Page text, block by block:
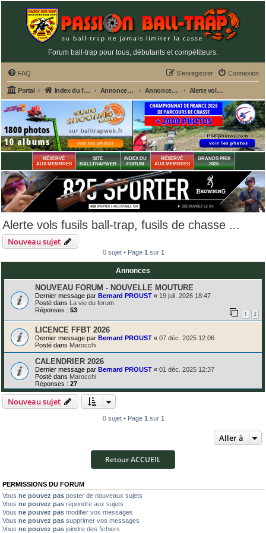
Forum ball-trap pour tous, débutants et compétiteurs.
FAQ Connexion
S’enregistrer
Portal Index du forum Annonces GRATUITES PASSION BALL-TRAP Annonces gratuites : Ventes - Recherches - Alertes vols Alerte vols fusils ball-trap, fusils de chasse ...
RÉSERVÉ
AUX MEMBRES
SITE
BALLTRAPWEB
INDEX DU
FORUM
RÉSERVÉ
AUX MEMBRES
GRANDS PRIX
2026
Alerte vols fusils ball-trap, fusils de chasse ...
Nouveau sujet
0 sujet • Page 1 sur 1
Annonces
NOUVEAU FORUM - NOUVELLE MOUTURE
Dernier message par Bernard PROUST « 19 juil. 2026 18:47
Posté dans La vie du forum
Réponses : 53 1 2
LICENCE FFBT 2026
Dernier message par Bernard PROUST « 07 déc. 2025 12:06
Posté dans Marocchi
CALENDRIER 2026
Dernier message par Bernard PROUST « 01 déc. 2025 12:37
Posté dans Marocchi
Réponses : 27
Nouveau sujet
0 sujet • Page 1 sur 1
Aller à
Retour ACCUEIL
PERMISSIONS DU FORUM
Vous ne pouvez pas poster de nouveaux sujets
Vous ne pouvez pas répondre aux sujets
Vous ne pouvez pas modifier vos messages
Vous ne pouvez pas supprimer vos messages
Vous ne pouvez pas joindre des fichiers